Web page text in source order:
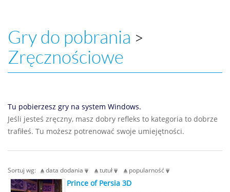
Gry do pobrania >
Zręcznościowe
Tu pobierzesz gry na system Windows.
Jeśli jesteś zręczny, masz dobry refleks to kategoria to dobrze
trafiłeś. Tu możesz potrenować swoje umiejętności.
Sortuj wg: data dodania tutuł popularność
Prince of Persia 3D